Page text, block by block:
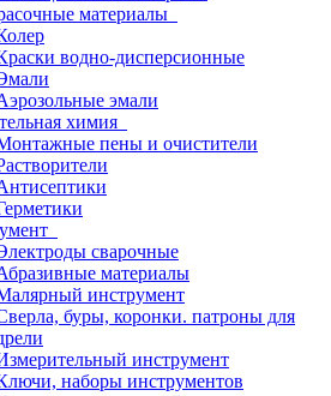
материалы
водно-дисперсионные
эмали
химия
пены и очистители
сварочные
материалы
инструмент
буры, коронки. патроны для
инструмент
наборы инструментов